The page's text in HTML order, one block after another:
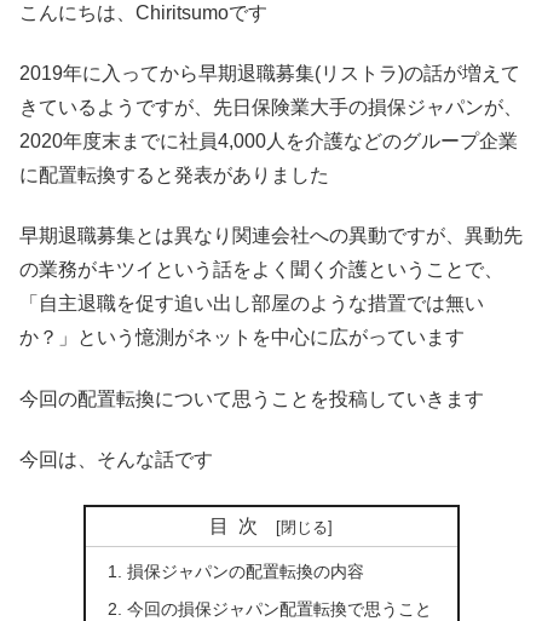
こんにちは、Chiritsumoです
2019年に入ってから早期退職募集(リストラ)の話が増えて
きているようですが、先日保険業大手の損保ジャパンが、
2020年度末までに社員4,000人を介護などのグループ企業
に配置転換すると発表がありました
早期退職募集とは異なり関連会社への異動ですが、異動先
の業務がキツイという話をよく聞く介護ということで、
「自主退職を促す追い出し部屋のような措置では無い
か？」という憶測がネットを中心に広がっています
今回の配置転換について思うことを投稿していきます
今回は、そんな話です
目次
損保ジャパンの配置転換の内容
今回の損保ジャパン配置転換で思うこと